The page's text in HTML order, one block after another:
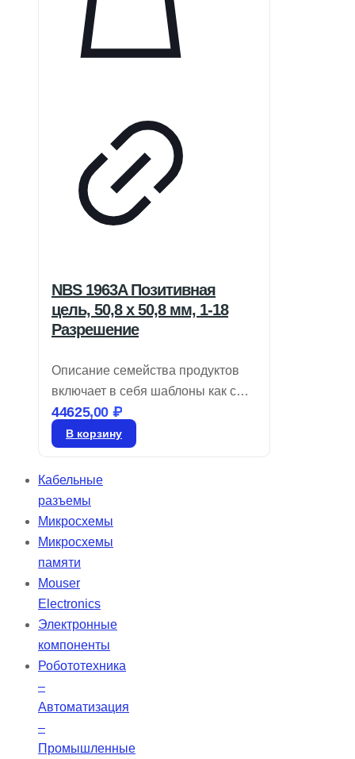
NBS 1963A Позитивная
цель, 50,8 x 50,8 мм, 1-18
Разрешение
Описание семейства продуктов
включает в себя шаблоны как с
положительными, так и с
отрицательными изображениями,
1010A. Диапазон частот
высокоточного оптического
44625,00 ₽
В корзину
Кабельные
разъемы
Микросхемы
Микросхемы
памяти
Mouser
Electronics
Электронные
компоненты
Робототехника
–
Автоматизация
–
Промышленные